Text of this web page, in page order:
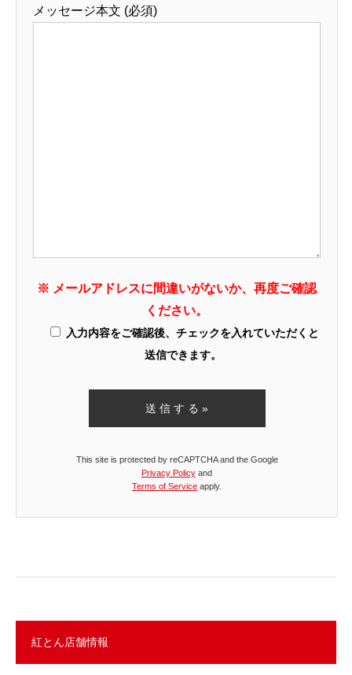
メッセージ本文 (必須)
※ メールアドレスに間違いがないか、再度ご確認
ください。
入力内容をご確認後、チェックを入れていただくと
送信できます。
This site is protected by reCAPTCHA and the Google
Privacy Policy and
Terms of Service apply.
紅とん店舗情報